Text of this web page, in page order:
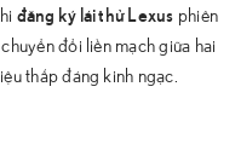
đăng ký lái thử Lexus phiên
đổi liền mạch giữa hai
thấp đáng kinh ngạc.